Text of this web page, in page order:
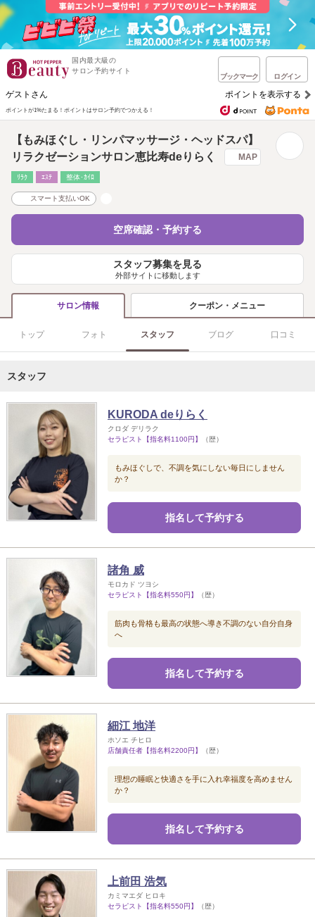
国内最大級の
サロン予約サイト
ブックマーク ログイン
ゲストさん ポイントを表示する
ポイントが1%たまる！ ポイントはサロン予約でつかえる！
【もみほぐし・リンパマッサージ・ヘッドスパ】
リラクゼーションサロン恵比寿deりらく
MAP
ﾘﾗｸ ｴｽﾃ 整体･ｶｲﾛ
スマート支払いOK
空席確認・予約する
スタッフ募集を見る
外部サイトに移動します
サロン情報 クーポン・メニュー
トップ フォト スタッフ ブログ 口コミ
スタッフ
KURODA deりらく
クロダ デリラク
セラピスト【指名料1100円】
（歴）
もみほぐしで、不調を気にしない毎日にしません
か？
指名して予約する
諸角 威
モロカド ツヨシ
セラピスト【指名料550円】
（歴）
筋肉も骨格も最高の状態へ導き不調のない自分自身
へ
指名して予約する
細江 地洋
ホソエ チヒロ
店舗責任者【指名料2200円】
（歴）
理想の睡眠と快適さを手に入れ幸福度を高めません
か？
指名して予約する
上前田 浩気
カミマエダ ヒロキ
セラピスト【指名料550円】
（歴）